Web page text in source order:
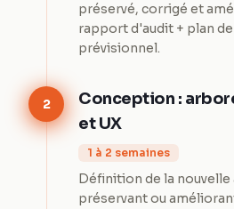
préservé, corrigé et
rapport d'audit + plan
prévisionnel.
2
Conception :
et UX
1 à 2 semaines
Définition de la
préservant ou